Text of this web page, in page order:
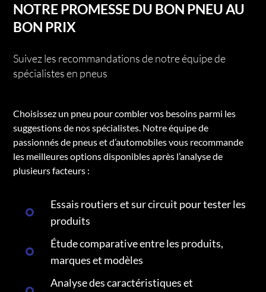
NOTRE PROMESSE DU BON PNEU AU
BON PRIX
Suivez les recommandations de notre équipe de
spécialistes en pneus
Choisissez un pneu pour combler vos besoins parmi les
suggestions de nos spécialistes. Notre équipe de
passionnés de pneus et d’automobiles vous recommande
les meilleures options disponibles après l’analyse de
plusieurs facteurs :
Essais routiers et sur circuit pour tester les
produits
Étude comparative entre les produits,
marques et modèles
Analyse des caractéristiques et